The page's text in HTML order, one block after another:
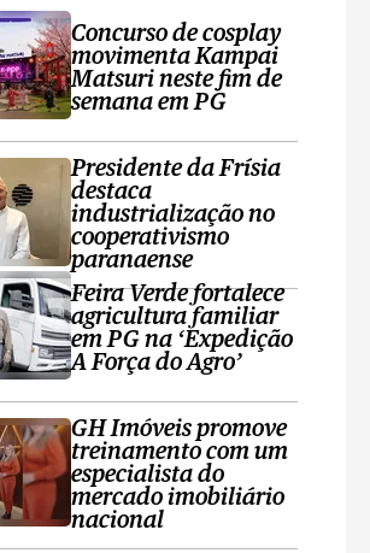
Concurso de cosplay
movimenta Kampai
Matsuri neste fim de
semana em PG
Presidente da Frísia
destaca
industrialização no
cooperativismo
paranaense
Feira Verde fortalece
agricultura familiar
em PG na ‘Expedição
A Força do Agro’
GH Imóveis promove
treinamento com um
especialista do
mercado imobiliário
nacional